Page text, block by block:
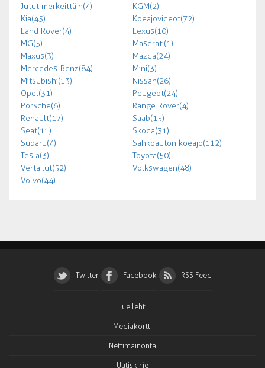
Jutut merkeittäin (4)
KGM (2)
Kia (45)
Koeajovideot (72)
Land Rover (4)
Lexus (10)
MG (5)
Maserati (1)
Maxus (3)
Mazda (24)
Mercedes-Benz (84)
Mini (3)
Mitsubishi (13)
Nissan (26)
Opel (31)
Peugeot (24)
Porsche (6)
Range Rover (4)
Renault (17)
Saab (15)
Seat (11)
Skoda (31)
Subaru (4)
Sähköauton koeajo (112)
Tesla (3)
Toyota (50)
Vertailut (52)
Volkswagen (48)
Volvo (44)
Twitter Facebook RSS Feed
Lue lehti
Mediakortti
Nettimainonta
Uutiskirje